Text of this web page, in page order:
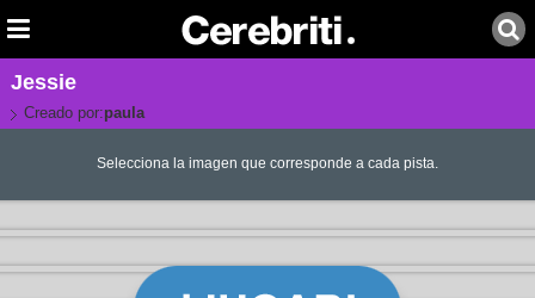
Jessie
Creado por:paula
Selecciona la imagen que corresponde a cada pista.